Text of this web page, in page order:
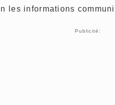
les informations
Publicité: